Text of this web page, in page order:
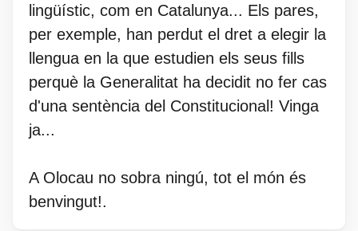
lingüístic, com en Catalunya... Els pares,
per exemple, han perdut el dret a elegir la
llengua en la que estudien els seus fills
perquè la Generalitat ha decidit no fer cas
d'una sentència del Constitucional! Vinga
ja...
A Olocau no sobra ningú, tot el món és
benvingut!.